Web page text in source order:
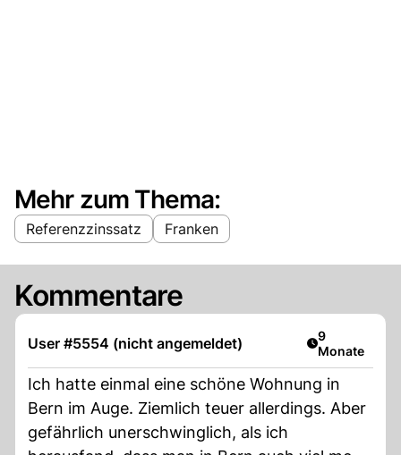
Mehr zum Thema:
Referenzzinssatz Franken
Kommentare
User #5554 (nicht angemeldet) Artikel
9
Monate
Ich hatte einmal eine schöne Wohnung in
Bern im Auge. Ziemlich teuer allerdings. Aber
gefährlich unerschwinglich, als ich